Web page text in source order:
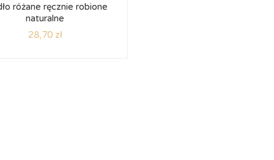
5.00na
różane ręcznie robione
naturalne
28,70 zł